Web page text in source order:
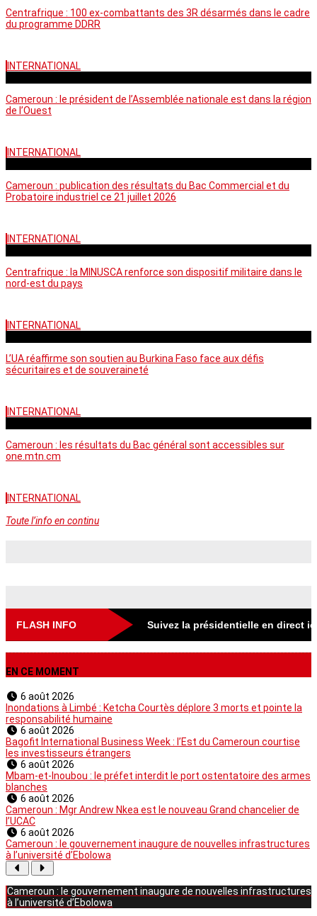
Centrafrique : 100 ex-combattants des 3R désarmés dans le cadre
du programme DDRR
INTERNATIONAL
Cameroun : le président de l’Assemblée nationale est dans la région
de l’Ouest
INTERNATIONAL
Cameroun : publication des résultats du Bac Commercial et du
Probatoire industriel ce 21 juillet 2026
INTERNATIONAL
Centrafrique : la MINUSCA renforce son dispositif militaire dans le
nord-est du pays
INTERNATIONAL
L’UA réaffirme son soutien au Burkina Faso face aux défis
sécuritaires et de souveraineté
INTERNATIONAL
Cameroun : les résultats du Bac général sont accessibles sur
one.mtn.cm
INTERNATIONAL
Toute l’info en continu
FLASH INFO Suivez la présidentielle en direct
EN CE MOMENT
6 août 2026
Inondations à Limbé : Ketcha Courtès déplore 3 morts et pointe la
responsabilité humaine
6 août 2026
Bagofit International Business Week : l’Est du Cameroun courtise
les investisseurs étrangers
6 août 2026
Mbam-et-Inoubou : le préfet interdit le port ostentatoire des armes
blanches
6 août 2026
Cameroun : Mgr Andrew Nkea est le nouveau Grand chancelier de
l’UCAC
6 août 2026
Cameroun : le gouvernement inaugure de nouvelles infrastructures
à l’université d’Ebolowa
Cameroun : le gouvernement inaugure de nouvelles infrastructures
à l’université d’Ebolowa